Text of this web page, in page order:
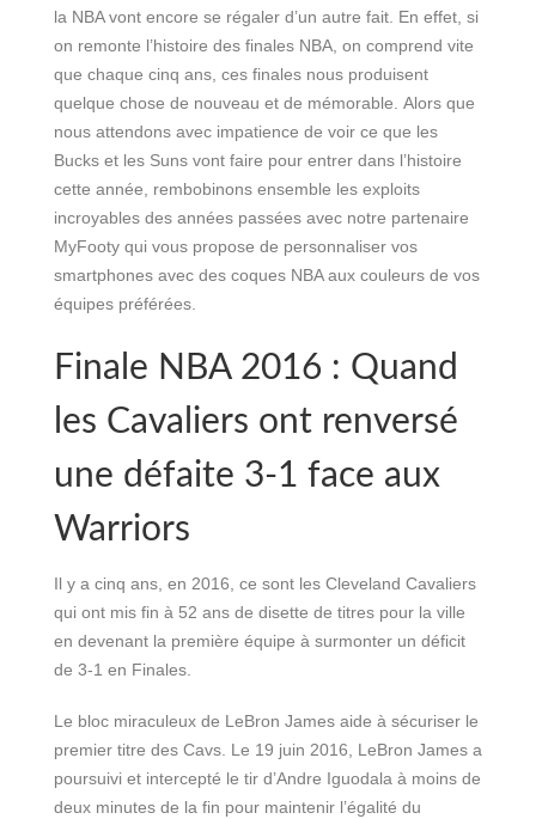
la NBA vont encore se régaler d’un autre fait. En effet, si
on remonte l’histoire des finales NBA, on comprend vite
que chaque cinq ans, ces finales nous produisent
quelque chose de nouveau et de mémorable. Alors que
nous attendons avec impatience de voir ce que les
Bucks et les Suns vont faire pour entrer dans l’histoire
cette année, rembobinons ensemble les exploits
incroyables des années passées avec notre partenaire
MyFooty qui vous propose de personnaliser vos
smartphones avec des coques NBA aux couleurs de vos
équipes préférées.
Finale NBA 2016 : Quand
les Cavaliers ont renversé
une défaite 3-1 face aux
Warriors
Il y a cinq ans, en 2016, ce sont les Cleveland Cavaliers
qui ont mis fin à 52 ans de disette de titres pour la ville
en devenant la première équipe à surmonter un déficit
de 3-1 en Finales.
Le bloc miraculeux de LeBron James aide à sécuriser le
premier titre des Cavs. Le 19 juin 2016, LeBron James a
poursuivi et intercepté le tir d’Andre Iguodala à moins de
deux minutes de la fin pour maintenir l’égalité du